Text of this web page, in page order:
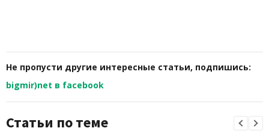
Не пропусти другие интересные статьи, подпишись:
bigmir)net в facebook
Статьи по теме